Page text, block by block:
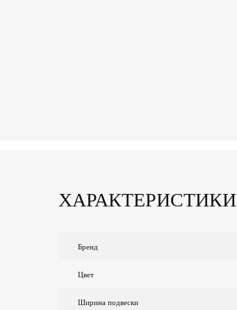
ХАРАКТЕРИСТИКИ
Бренд
Цвет
Ширина подвески